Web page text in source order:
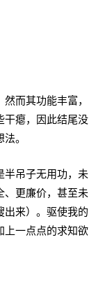
而其功能丰富，
干瘪，因此结尾没
。
半吊子无用功，未
、更廉价，甚至未
出来）。驱使我的
上一点点的求知欲